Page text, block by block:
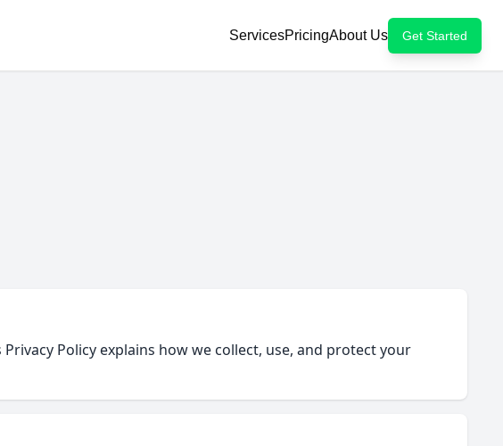
ServicesPricingAbout Us Get Started
Policy explains how we collect, use, and protect your